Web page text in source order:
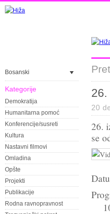
Bosanski
Kategorije
Demokratija
Humanitarna pomoć
Konferencije/susreti
Kultura
Nastavni filmovi
Omladina
Opšte
Projekti
Publikacije
Rodna ravnopravnost
20
26.
se